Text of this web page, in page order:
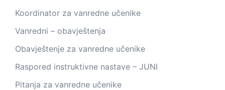
Koordinator za vanredne učenike
Vanredni – obavještenja
Obavještenje za vanredne učenike
Raspored instruktivne nastave – JUNI
Pitanja za vanredne učenike